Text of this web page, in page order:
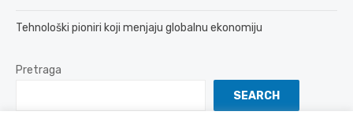
Tehnološki pioniri koji menjaju globalnu ekonomiju
Pretraga
SEARCH